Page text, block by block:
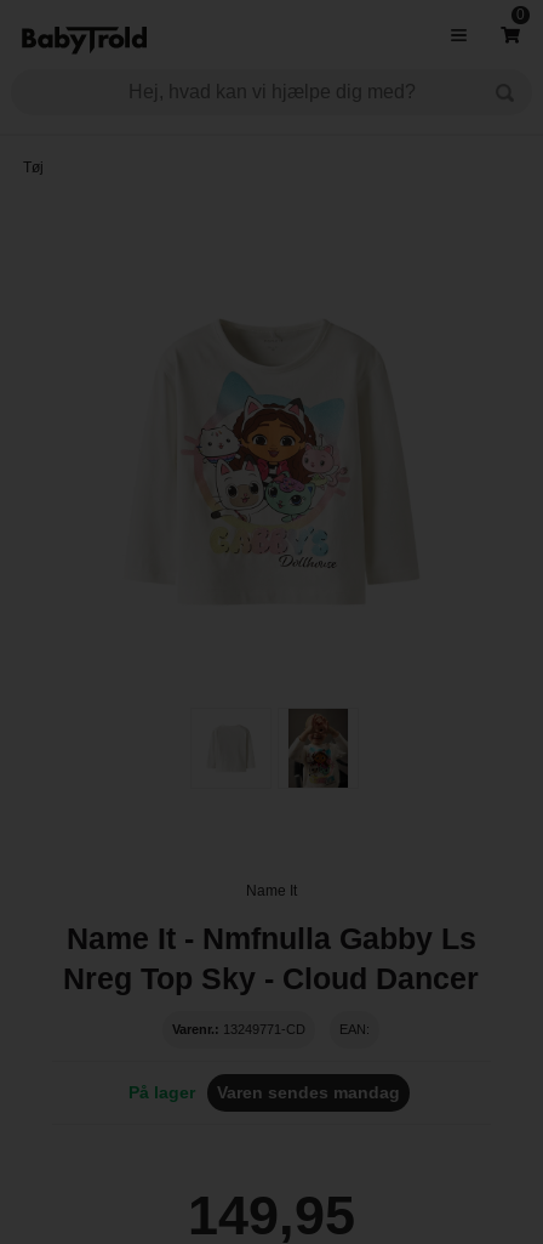
0
Tøj
Name It
Name It - Nmfnulla Gabby Ls
Nreg Top Sky - Cloud Dancer
Varenr.: 13249771-CD EAN:
På lager Varen sendes mandag
149,95